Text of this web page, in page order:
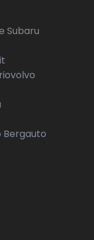
Subaru
Bergauto